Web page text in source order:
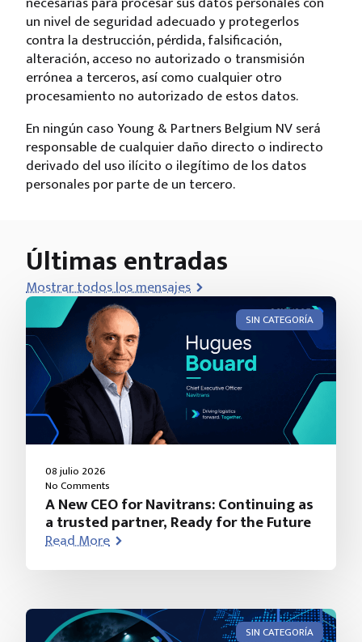
un nivel de seguridad adecuado y protegerlos
contra la destrucción, pérdida, falsificación,
alteración, acceso no autorizado o transmisión
errónea a terceros, así como cualquier otro
procesamiento no autorizado de estos datos.
En ningún caso Young & Partners Belgium NV será
responsable de cualquier daño directo o indirecto
derivado del uso ilícito o ilegítimo de los datos
personales por parte de un tercero.
Últimas entradas
Mostrar todos los mensajes
SIN CATEGORÍA
08 julio 2026
No Comments
A New CEO for Navitrans: Continuing as
a trusted partner, Ready for the Future
Read More
SIN CATEGORÍA